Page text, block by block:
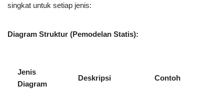
singkat untuk setiap jenis:
Diagram Struktur (Pemodelan Statis):
Jenis
Diagram
Deskripsi Contoh